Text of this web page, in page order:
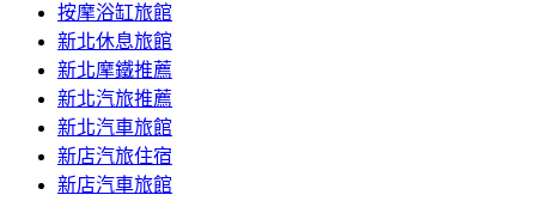
按摩浴缸旅館
新北休息旅館
新北摩鐵推薦
新北汽旅推薦
新北汽車旅館
新店汽旅住宿
新店汽車旅館